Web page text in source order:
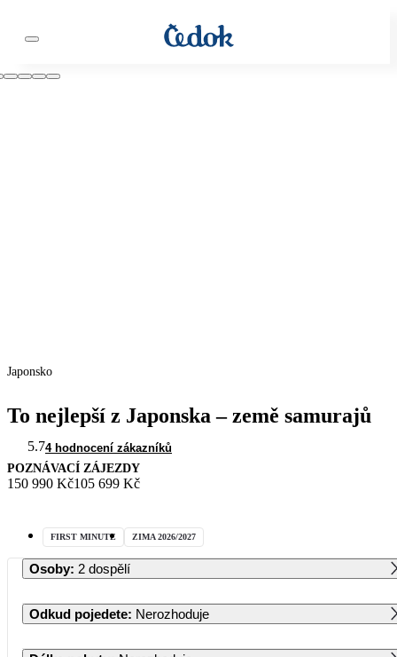
Japonsko
To nejlepší z Japonska – země samurajů
5.74 hodnocení zákazníků
POZNÁVACÍ ZÁJEZDY
150 990 Kč105 699 Kč
FIRST MINUTE ZIMA 2026/2027
Osoby: 2 dospělí
Odkud pojedete: Nerozhoduje